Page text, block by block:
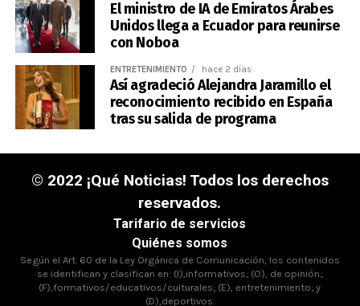
El ministro de IA de Emiratos Árabes
Unidos llega a Ecuador para reunirse
con Noboa
ENTRETENIMIENTO hace 2 días
Así agradeció Alejandra Jaramillo el
reconocimiento recibido en España
tras su salida de programa
© 2022 ¡Qué Noticias! Todos los derechos
reservados.
Tarifario de servicios
Quiénes somos
Según el Art. 60 de la Ley Orgánica de Comunicación, los contenidos
se identifican y clasifican en: (I),informativos; (O), de opinión;
(F),formativos/educativos/culturales; (E), entretenimiento; y
(D),deportivos.